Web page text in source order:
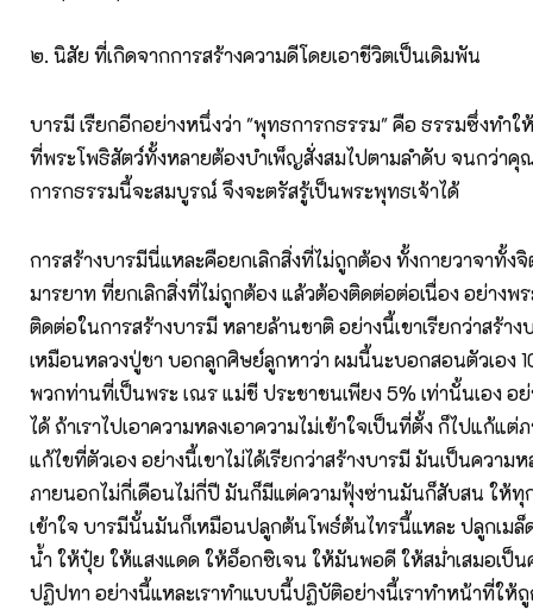
๒. นิสัย ที่เกิดจากการสร้างความดีโดยเอาชีวิตเป็นเดิมพัน
บารมี เรืยกอีกอย่างหนึ่งว่า "พุทธการกธรรม" คือ ธรรมซึ่งทำใ
ที่พระโพธิสัตว์ทั้งหลายต้องบำเพ็ญสั่งสมไปตามลำดับ จนกว่า
การกธรรมนี้จะสมบูรณ์ จึงจะตรัสรู้เป็นพระพุทธเจ้าได้
การสร้างบารมีนี่แหละคือยกเลิกสิ่งที่ไม่ถูกต้อง ทั้งกายวาจาทั้ง
มารยาท ที่ยกเลิกสิ่งที่ไม่ถูกต้อง แล้วต้องติดต่อต่อเนื่อง อย่างพ
ติดต่อในการสร้างบารมี หลายล้านชาติ อย่างนี้เขาเรียกว่าสร้า
เหมือนหลวงปู่ชา บอกลูกศิษย์ลูกหาว่า ผมนี้นะบอกสอนตัวเอง
พวกท่านที่เป็นพระ เณร แม่ชี ประชาชนเพียง 5% เท่านั้นเอง อ
ได้ ถ้าเราไปเอาความหลงเอาความไม่เข้าใจเป็นที่ตั้ง ก็ไปแก้แต่
แก้ไขที่ตัวเอง อย่างนี้เขาไม่ได้เรียกว่าสร้างบารมี มันเป็นความห
ภายนอกไม่กี่เดือนไม่กี่ปี มันก็มีแต่ความฟุ้งซ่านมันก็สับสน ให้
เข้าใจ บารมีนั้นมันก็เหมือนปลูกต้นโพธ์ต้นไทรนี้แหละ ปลูกเมล็
น้ำ ให้ปุ๋ย ให้แสงแดด ให้อ็อกซิเจน ให้มันพอดี ให้สม่ำเสมอเป็น
ปฏิปทา อย่างนี้แหละเราทำแบบนี้ปฏิบัติอย่างนี้เราทำหน้าที่ให้